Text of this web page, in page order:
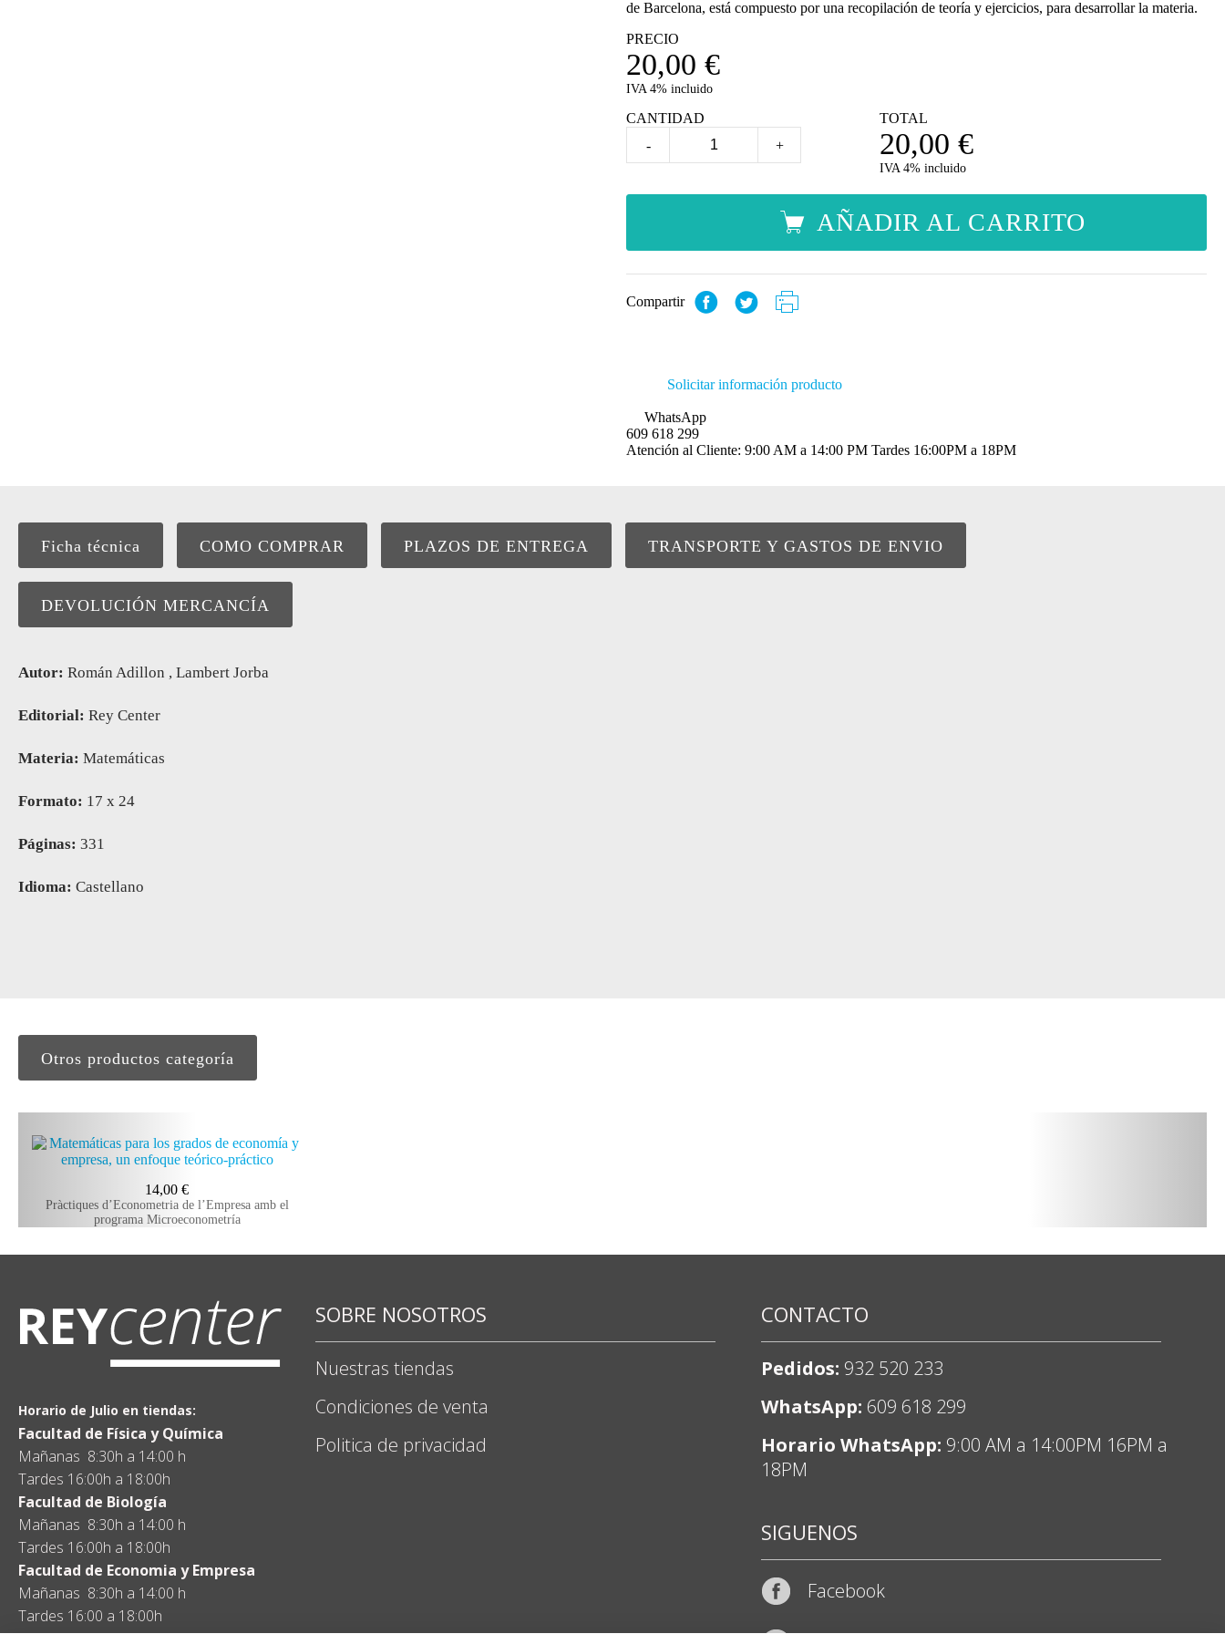
de Barcelona, está compuesto por una recopilación de teoría y ejercicios, para desarrollar la materia.
PRECIO
20,00 €
IVA 4% incluido
CANTIDAD
-
+
TOTAL
20,00 €
IVA 4% incluido
AÑADIR AL CARRITO
Compartir
Solicitar información producto
WhatsApp
609 618 299
Atención al Cliente: 9:00 AM a 14:00 PM Tardes 16:00PM a 18PM
Ficha técnica COMO COMPRAR PLAZOS DE ENTREGA TRANSPORTE Y GASTOS DE ENVIO
DEVOLUCIÓN MERCANCÍA
Autor: Román Adillon , Lambert Jorba
Editorial: Rey Center
Materia: Matemáticas
Formato: 17 x 24
Páginas: 331
Idioma: Castellano
Otros productos categoría
14,00 €
Pràctiques d’Econometria de l’Empresa amb el
programa Microeconometría
Horario de Julio en tiendas:
Facultad de Física y Química
Mañanas 8:30h a 14:00 h
Tardes 16:00h a 18:00h
Facultad de Biología
Mañanas 8:30h a 14:00 h
Tardes 16:00h a 18:00h
Facultad de Economia y Empresa
Mañanas 8:30h a 14:00 h
Tardes 16:00 a 18:00h
SOBRE NOSOTROS
Nuestras tiendas
Condiciones de venta
Politica de privacidad
CONTACTO
Pedidos: 932 520 233
WhatsApp: 609 618 299
Horario WhatsApp: 9:00 AM a 14:00PM 16PM a
18PM
SIGUENOS
Facebook